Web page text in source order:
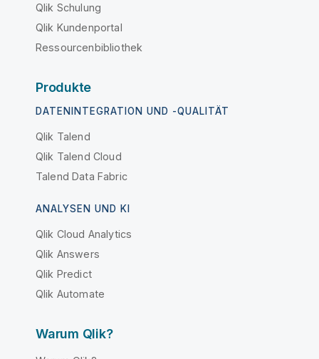
Qlik Schulung
Qlik Kundenportal
Ressourcenbibliothek
Produkte
DATENINTEGRATION UND -QUALITÄT
Qlik Talend
Qlik Talend Cloud
Talend Data Fabric
ANALYSEN UND KI
Qlik Cloud Analytics
Qlik Answers
Qlik Predict
Qlik Automate
Warum Qlik?